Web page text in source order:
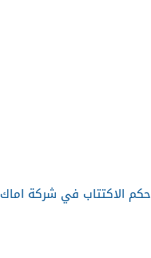
حكم الاكتتاب في شركة اماك